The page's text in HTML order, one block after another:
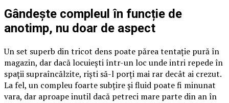
Gândește compleul în funcție de
anotimp, nu doar de aspect
Un set superb din tricot dens poate părea tentație pură în
magazin, dar dacă locuiești într-un loc unde intri repede în
spații supraîncălzite, riști să-l porți mai rar decât ai crezut.
La fel, un compleu foarte subțire și fluid poate fi minunat
vara, dar aproape inutil dacă petreci mare parte din an în